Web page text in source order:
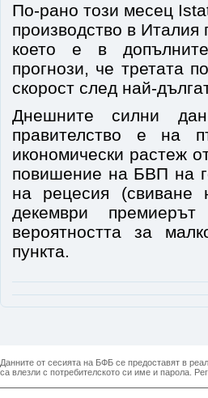
По-рано този месец
производство в
което е в
прогнози, че третата
скорост след най-
Днешните силни
правителство е на
икономически растеж
повишение на БВП на
на рецесия
декември
вероятността за
пункта.
Данните от сесията на БФБ се предоставят в
са влезли с потребителското си име и парола.